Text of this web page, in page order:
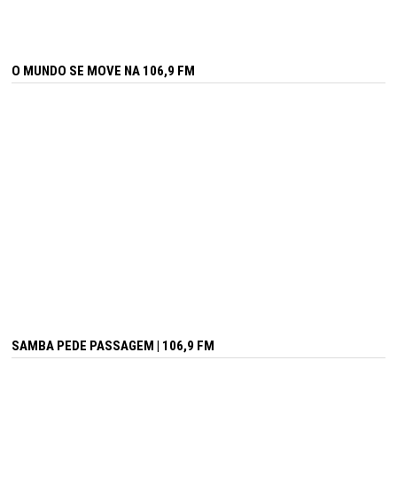
O MUNDO SE MOVE NA 106,9 FM
SAMBA PEDE PASSAGEM | 106,9 FM